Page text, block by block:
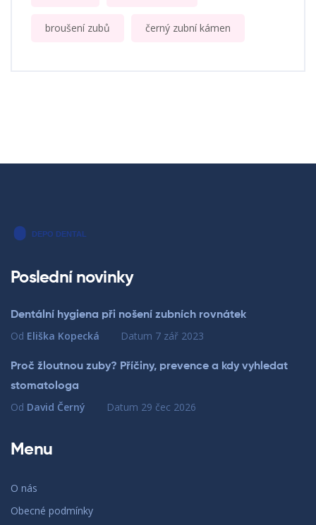
broušení zubů černý zubní kámen
Poslední novinky
Dentální hygiena při nošení zubních rovnátek
Od Eliška Kopecká Datum 7 zář 2023
Proč žloutnou zuby? Příčiny, prevence a kdy vyhledat
stomatologa
Od David Černý Datum 29 čec 2026
Menu
O nás
Obecné podmínky